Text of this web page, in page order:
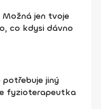
jen tvoje
co kdysi dávno
jiný
fyzioterapeutka